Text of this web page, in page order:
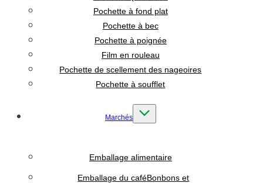
Pochette à fond plat
Pochette à bec
Pochette à poignée
Film en rouleau
Pochette de scellement des nageoires
Pochette à soufflet
Marchés
Emballage alimentaire
Emballage du caféBonbons et